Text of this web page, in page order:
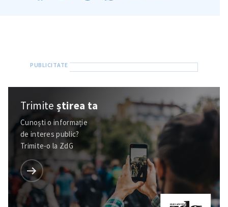
Trimiteștirea ta
Cunoști o informație
de interes public?
Trimite-o la ZdG